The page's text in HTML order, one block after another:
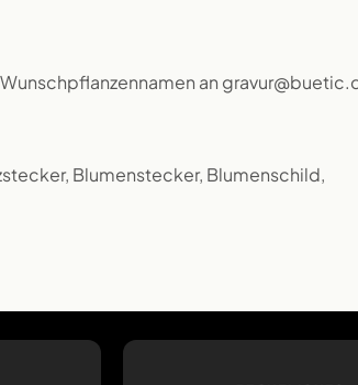
an
Blumenstecker, Blumenschild,